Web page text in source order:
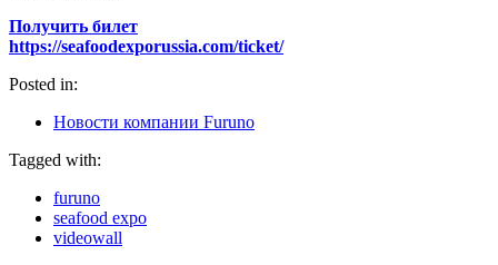
Получить билет
https://seafoodexporussia.com/ticket/
Posted in:
Новости компании Furuno
Tagged with:
furuno
seafood expo
videowall